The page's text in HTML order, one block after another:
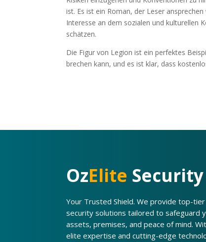
ist. Es ist ein Roman, der Leser
Interesse an dem sozialen und kulturellen
schätzen.
Die Figur von Legion ist ein perfektes
brechen kann, und es ist klar, dass
OzElite Security
Your Trusted Shield. We provide top-tier
security solutions tailored to safeguard
assets, premises, and peace of mind.
elite expertise and cutting-edge